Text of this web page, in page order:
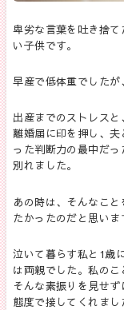
卑劣な言葉を吐き捨
い子供です。
早産で低体重でしたが
出産までのストレス
離婚届に印を押し、
った判断力の最中だ
別れました。
あの時は、そんなこ
たかったのだと思い
泣いて暮らす私と 1歳
は両親でした。私のこ
そんな素振りを見せ
態度で接してくれまし